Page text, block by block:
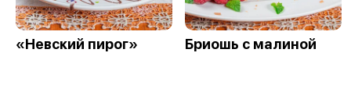
«Невский пирог» Бриошь с малиной